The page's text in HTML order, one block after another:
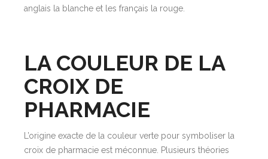
anglais la blanche et les français la rouge.
LA COULEUR DE LA
CROIX DE
PHARMACIE
L’origine exacte de la couleur verte pour symboliser la
croix de pharmacie est méconnue. Plusieurs théories